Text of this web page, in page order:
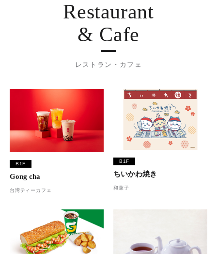
Restaurant
& Cafe
レストラン・カフェ
B1F
Gong cha
台湾ティーカフェ
B1F
ちいかわ焼き
和菓子